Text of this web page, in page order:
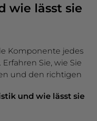
wie lässt sie
Komponente jedes
Sie, wie Sie
und den richtigen
und wie lässt sie